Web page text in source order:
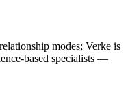
modes; Verke is
based specialists —